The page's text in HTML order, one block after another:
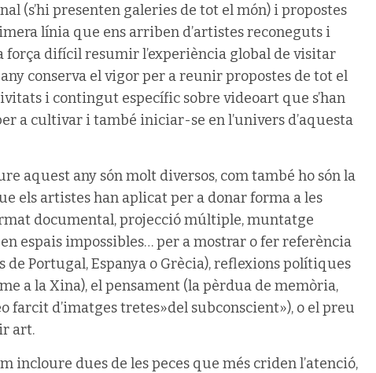
(s’hi presenten galeries de tot el món) i propostes
línia que ens arriben d’artistes reconeguts i
força difícil resumir l’experiència global de visitar
conserva el vigor per a reunir propostes de tot el
i contingut específic sobre videoart que s’han
a cultivar i també iniciar-se en l’univers d’aquesta
aquest any són molt diversos, com també ho són la
els artistes han aplicat per a donar forma a les
documental, projecció múltiple, muntatge
espais impossibles… per a mostrar o fer referència
de Portugal, Espanya o Grècia), reflexions polítiques
a la Xina), el pensament (la pèrdua de memòria,
farcit d’imatges tretes»del subconscient»), o el preu
art.
incloure dues de les peces que més criden l’atenció,